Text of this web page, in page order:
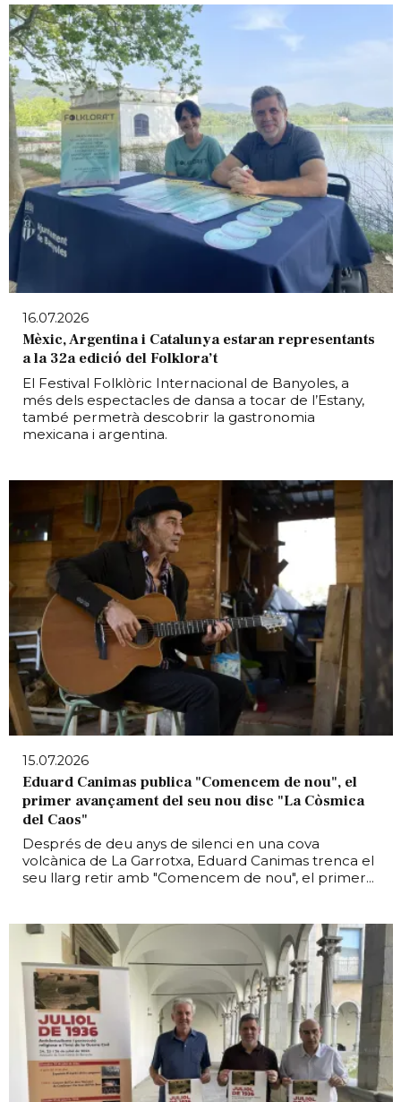
16.07.2026
Mèxic, Argentina i Catalunya estaran representants
a la 32a edició del Folklora’t
El Festival Folklòric Internacional de Banyoles, a
més dels espectacles de dansa a tocar de l’Estany,
també permetrà descobrir la gastronomia
mexicana i argentina.
15.07.2026
Eduard Canimas publica "Comencem de nou", el
primer avançament del seu nou disc "La Còsmica
del Caos"
Després de deu anys de silenci en una cova
volcànica de La Garrotxa, Eduard Canimas trenca el
seu llarg retir amb "Comencem de nou", el primer...